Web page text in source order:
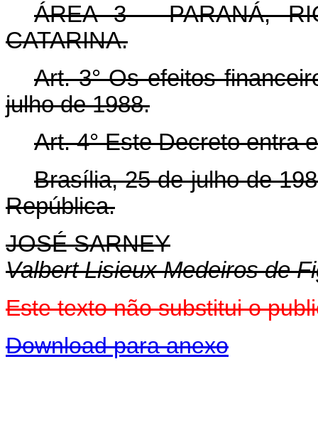
ÁREA 3 - PARANÁ,
CATARINA.
Art. 3° Os efeitos
julho de 1988.
Art. 4° Este Decreto entra
Brasília, 25 de julho de
República.
JOSÉ SARNEY
Valbert Lisieux Medeiros de
Este texto não substitui o
Download para anexo